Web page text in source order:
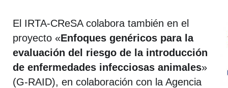
El IRTA-CReSA colabora también en el
proyecto «Enfoques genéricos para la
evaluación del riesgo de la introducción
de enfermedades infecciosas animales»
(G-RAID), en colaboración con la Agencia